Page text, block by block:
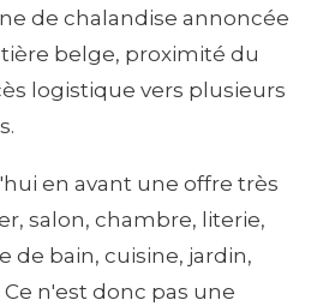
de chalandise annoncée
belge, proximité du
logistique vers plusieurs
en avant une offre très
salon, chambre, literie,
de bain, cuisine, jardin,
n'est donc pas une